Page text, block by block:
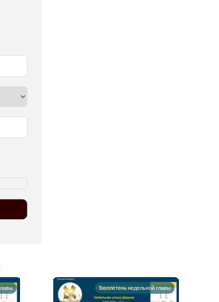
Бюллетень недельной главы